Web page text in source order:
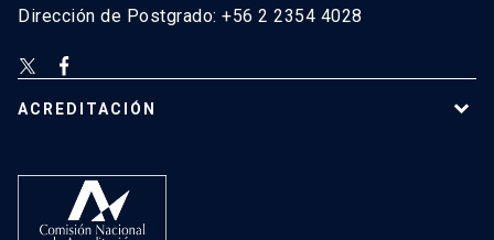
Dirección de Postgrado: +56 2 2354 4028
ACREDITACIÓN